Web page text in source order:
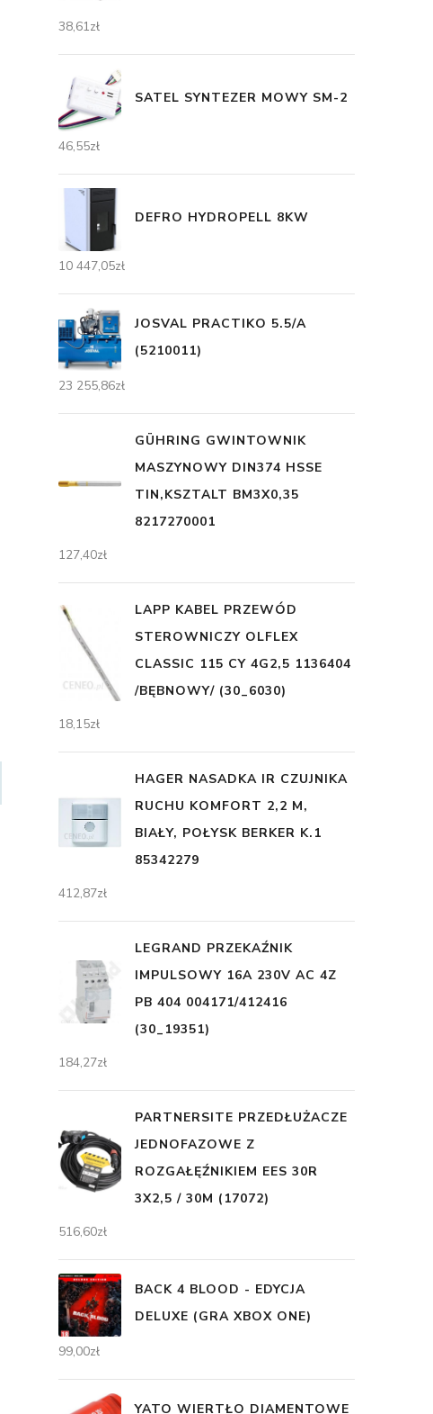
38,61zł
SATEL SYNTEZER MOWY SM-2
46,55zł
DEFRO HYDROPELL 8KW
10 447,05zł
JOSVAL PRACTIKO 5.5/A
(5210011)
23 255,86zł
GÜHRING GWINTOWNIK
MASZYNOWY DIN374 HSSE
TIN,KSZTALT BM3X0,35
8217270001
127,40zł
LAPP KABEL PRZEWÓD
STEROWNICZY OLFLEX
CLASSIC 115 CY 4G2,5 1136404
/BĘBNOWY/ (30_6030)
18,15zł
HAGER NASADKA IR CZUJNIKA
RUCHU KOMFORT 2,2 M,
BIAŁY, POŁYSK BERKER K.1
85342279
412,87zł
LEGRAND PRZEKAŹNIK
IMPULSOWY 16A 230V AC 4Z
PB 404 004171/412416
(30_19351)
184,27zł
PARTNERSITE PRZEDŁUŻACZE
JEDNOFAZOWE Z
ROZGAŁĘŹNIKIEM EES 30R
3X2,5 / 30M (17072)
516,60zł
BACK 4 BLOOD - EDYCJA
DELUXE (GRA XBOX ONE)
99,00zł
YATO WIERTŁO DIAMENTOWE